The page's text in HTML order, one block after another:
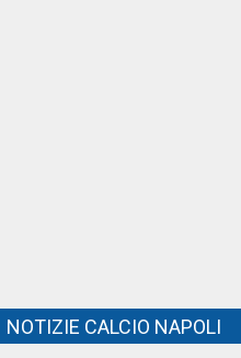
NOTIZIE CALCIO NAPOLI